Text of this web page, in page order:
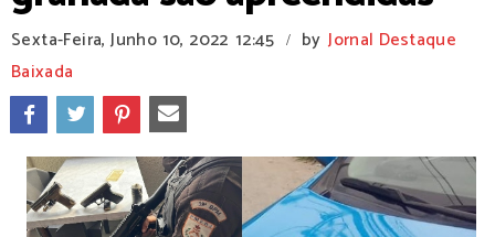
Sexta-Feira, Junho 10, 2022 12:45 / by Jornal Destaque
Baixada